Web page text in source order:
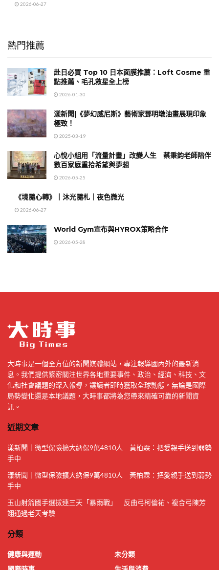
2026-06-27
熱門推薦
赴日必買 Top 10 日本面膜推薦：Loft Cosme 重
點推薦、毛孔救星全上榜
2026-01-30
漾新聞|《夢幻威尼斯》藝術家鄧明墩油畫展現印象
極致！
2025-03-19
心悅小組用「流量計畫」改變人生 蔡秉鈞老師陪伴
數百家庭重拾希望與夢想
2026-05-25
《境隨心轉》｜沐光隨札｜夜色微光
2026-06-27
World Gym宣布與HYROX策略合作
2026-05-28
大時事是一個全方位的新聞媒體網站，專注報導國內外的最新消
息。我們提供緊密關注世界各地重要事件、政治、經濟、科技、文
化和社會議題的深入報導，讓讀者即時獲取全球動態。無論是國際
局勢變化還是本地議題，大時事都將為您帶來精確可靠的新聞資
訊。
近期文章
漾新聞｜微型保險擴大納保9萬4810人 黃柏霖：把愛親手送到弱勢
手中
漾新聞｜微型保險擴大納保9萬4810人 黃柏霖：把愛親手送到弱勢
手中
玉山射箭國手選拔連三天「暴雨戰」 反曲弓柯倫祐、複合弓陳芳
翊通過老天考驗
分類
健康與運動
未分類